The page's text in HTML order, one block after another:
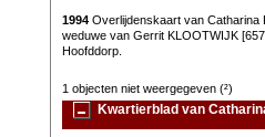
1994Overlijdenskaart van Catharina
weduwe van Gerrit KLOOTWIJK
Hoofddorp.
1 objecten niet weergegeven (²)
Kwartierblad van